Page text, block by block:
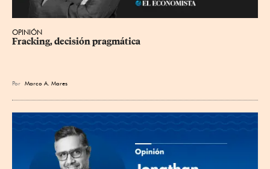
OPINIÓN
Fracking, decisión pragmática
Por Marco A. Mares